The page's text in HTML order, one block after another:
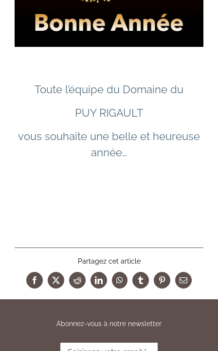
Toute l’équipe du Domaine du
PUY RIGAULT
vous souhaite une belle et heureuse
année…
Partagez cet article
Facebook
X RedditLinkedInWhatsAppTumblrPinterestEmail
Abonnez-vous à notre newsletter